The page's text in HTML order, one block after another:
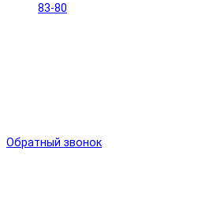
83-80
Обратный звонок